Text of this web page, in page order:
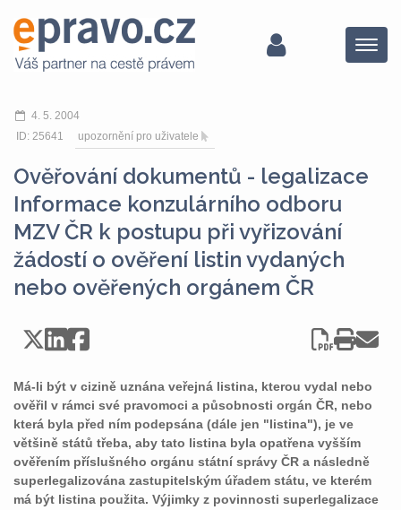
Menu
4. 5. 2004
ID: 25641
upozornění pro uživatele
Ověřování dokumentů - legalizace
Informace konzulárního odboru
MZV ČR k postupu při vyřizování
žádostí o ověření listin vydaných
nebo ověřených orgánem ČR
Má-li být v cizině uznána veřejná listina, kterou vydal nebo
ověřil v rámci své pravomoci a působnosti orgán ČR, nebo
která byla před ním podepsána (dále jen "listina"), je ve
většině států třeba, aby tato listina byla opatřena vyšším
ověřením příslušného orgánu státní správy ČR a následně
superlegalizována zastupitelským úřadem státu, ve kterém
má být listina použita. Výjimky z povinnosti superlegalizace